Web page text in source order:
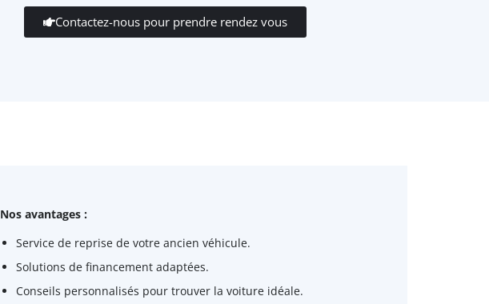
Contactez-nous pour prendre rendez vous
Nos avantages :
Service de reprise de votre ancien véhicule.
Solutions de financement adaptées.
Conseils personnalisés pour trouver la voiture idéale.